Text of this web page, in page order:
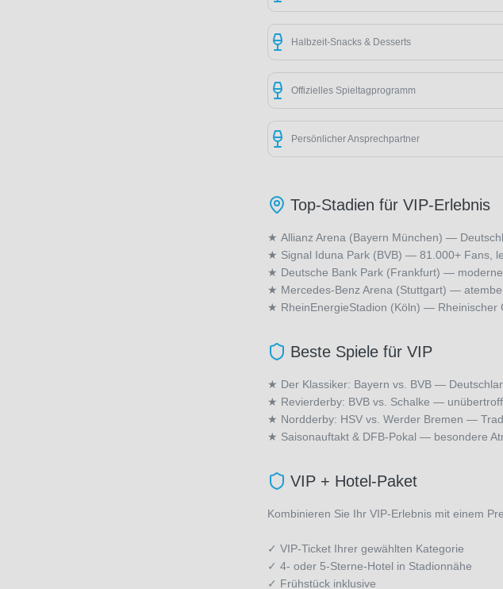
Halbzeit-Snacks & Desserts
Offizielles Spieltagprogramm
Persönlicher Ansprechpartner
Top-Stadien für VIP-Erlebnis
★ Allianz Arena (Bayern München) —
★ Signal Iduna Park (BVB) — 81.000+ Fans,
★ Deutsche Bank Park (Frankfurt) — moderne
★ Mercedes-Benz Arena (Stuttgart) —
★ RheinEnergieStadion (Köln) — Rheinischer
Beste Spiele für VIP
★ Der Klassiker: Bayern vs. BVB —
★ Revierderby: BVB vs. Schalke —
★ Nordderby: HSV vs. Werder Bremen —
★ Saisonauftakt & DFB-Pokal — besondere
VIP + Hotel-Paket
Kombinieren Sie Ihr VIP-Erlebnis mit einem
✓ VIP-Ticket Ihrer gewählten Kategorie
✓ 4- oder 5-Sterne-Hotel in Stadionnähe
✓ Frühstück inklusive